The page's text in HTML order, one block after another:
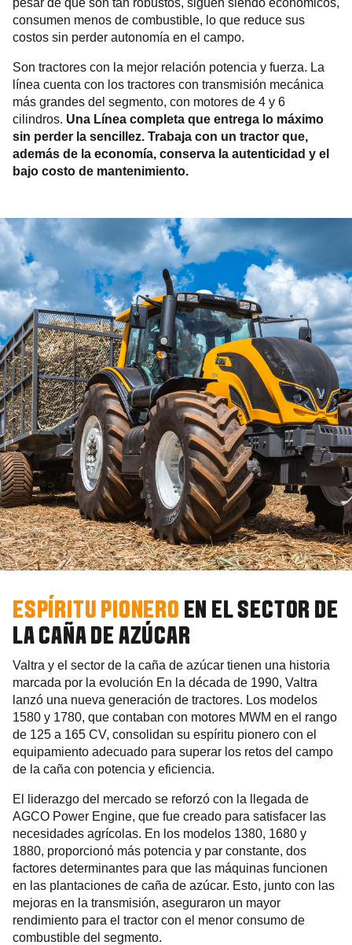
consumen menos de combustible, lo que reduce sus
costos sin perder autonomía en el campo.
Son tractores con la mejor relación potencia y fuerza. La
línea cuenta con los tractores con transmisión mecánica
más grandes del segmento, con motores de 4 y 6
cilindros. Una Línea completa que entrega lo máximo
sin perder la sencillez. Trabaja con un tractor que,
además de la economía, conserva la autenticidad y el
bajo costo de mantenimiento.
ESPÍRITU PIONERO EN EL SECTOR DE
LA CAÑA DE AZÚCAR
Valtra y el sector de la caña de azúcar tienen una historia
marcada por la evolución En la década de 1990, Valtra
lanzó una nueva generación de tractores. Los modelos
1580 y 1780, que contaban con motores MWM en el rango
de 125 a 165 CV, consolidan su espíritu pionero con el
equipamiento adecuado para superar los retos del campo
de la caña con potencia y eficiencia.
El liderazgo del mercado se reforzó con la llegada de
AGCO Power Engine, que fue creado para satisfacer las
necesidades agrícolas. En los modelos 1380, 1680 y
1880, proporcionó más potencia y par constante, dos
factores determinantes para que las máquinas funcionen
en las plantaciones de caña de azúcar. Esto, junto con las
mejoras en la transmisión, aseguraron un mayor
rendimiento para el tractor con el menor consumo de
combustible del segmento.